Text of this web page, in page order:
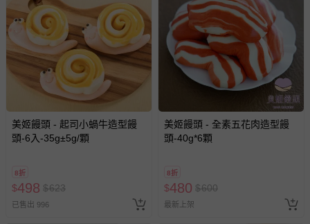
美姬饅頭 - 起司小蝸牛造型饅
頭-6入-35g±5g/顆
8折
$498 $623
已售出 996
美姬饅頭 - 全素五花肉造型饅
頭-40g*6顆
8折
$480 $600
最新上架